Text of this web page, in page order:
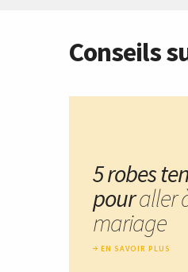
Conseils
5 robes
pouraller
mariage
EN SAVOIR PLUS